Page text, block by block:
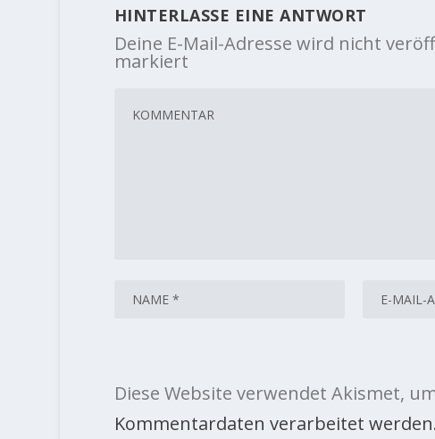
HINTERLASSE EINE ANTWORT
Deine E-Mail-Adresse wird nicht
markiert
Diese Website verwendet Akismet,
Kommentardaten verarbeitet werden.